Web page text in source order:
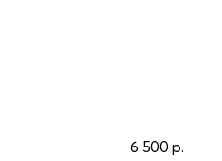
6 500 р.